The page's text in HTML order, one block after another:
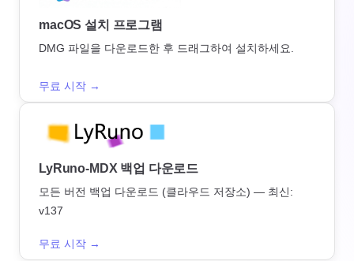
macOS 설치 프로그램
DMG 파일을 다운로드한 후 드래그하여 설치하세요.
무료 시작 →
LyRuno-MDX 백업 다운로드
모든 버전 백업 다운로드 (클라우드 저장소) — 최신:
v137
무료 시작 →